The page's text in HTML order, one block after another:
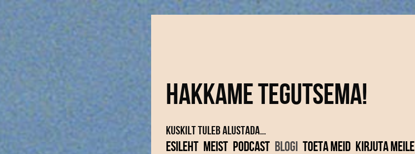
Hakkame tegutsema!
Kuskilt tuleb alustada...
ESILEHT MEIST PODCAST BLOGI TOETA MEID KIRJUTA MEILE